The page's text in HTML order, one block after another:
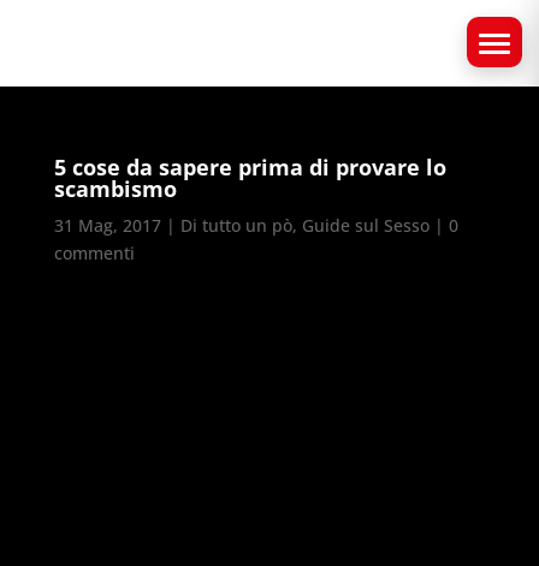
5 cose da sapere prima di provare lo
scambismo
31 Mag, 2017| Di tutto un pò, Guide sul Sesso| 0
commenti